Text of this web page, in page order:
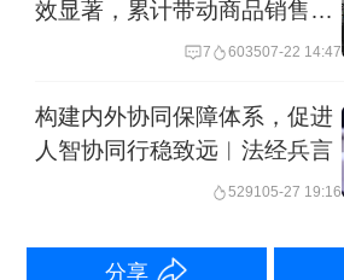
效显著，累计带动商品销售额
7 603507-22 14:47
构建内外协同保障体系，促进
人智协同行稳致远︱法经兵言
529105-27 19:16
分享